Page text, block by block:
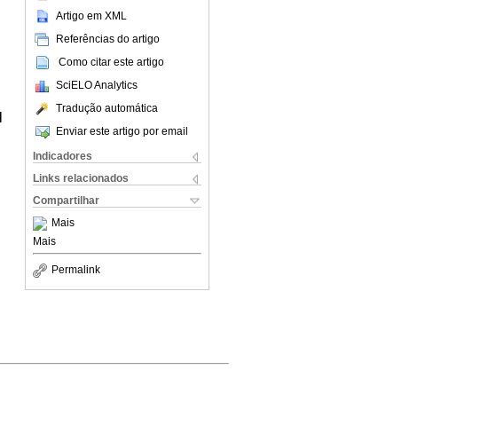
Artigo em XML
Referências do artigo
Como citar este artigo
SciELO Analytics
Tradução automática
Enviar este artigo por email
Indicadores
Links relacionados
Compartilhar
Mais
Mais
Permalink